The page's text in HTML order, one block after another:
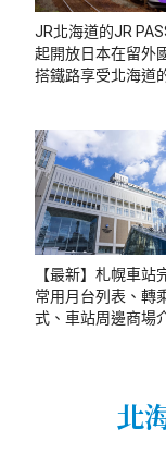
JR北海道的JR
起開放日本在留外
搭鐵路享受北海道
【最新】札幌車站
常用月台列表、轉
式、車站周邊商場
北